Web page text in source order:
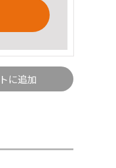
に追加